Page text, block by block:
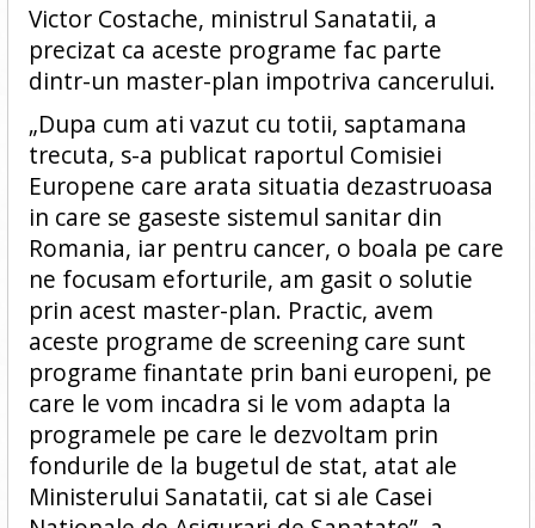
Victor Costache, ministrul Sanatatii, a
precizat ca aceste programe fac parte
dintr-un master-plan impotriva cancerului.
„Dupa cum ati vazut cu totii, saptamana
trecuta, s-a publicat raportul Comisiei
Europene care arata situatia dezastruoasa
in care se gaseste sistemul sanitar din
Romania, iar pentru cancer, o boala pe care
ne focusam eforturile, am gasit o solutie
prin acest master-plan. Practic, avem
aceste programe de screening care sunt
programe finantate prin bani europeni, pe
care le vom incadra si le vom adapta la
programele pe care le dezvoltam prin
fondurile de la bugetul de stat, atat ale
Ministerului Sanatatii, cat si ale Casei